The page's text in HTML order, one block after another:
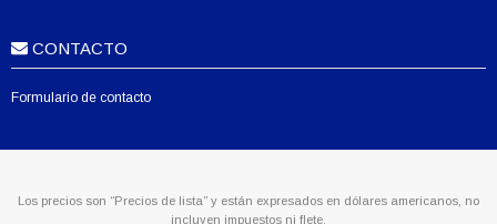
CONTACTO
Formulario de contacto
Los precios son “Precios de lista” y están expresados en dólares americanos, no
incluyen impuestos ni flete.